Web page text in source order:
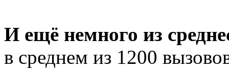
И ещё немного из
в среднем из 1200